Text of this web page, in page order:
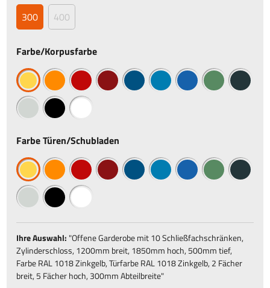
300 400
Farbe/Korpusfarbe
Farbe Türen/Schubladen
Ihre Auswahl: "Offene Garderobe mit 10 Schließfachschränken,
Zylinderschloss, 1200mm breit, 1850mm hoch, 500mm tief,
Farbe RAL 1018 Zinkgelb, Türfarbe RAL 1018 Zinkgelb, 2 Fächer
breit, 5 Fächer hoch, 300mm Abteilbreite"